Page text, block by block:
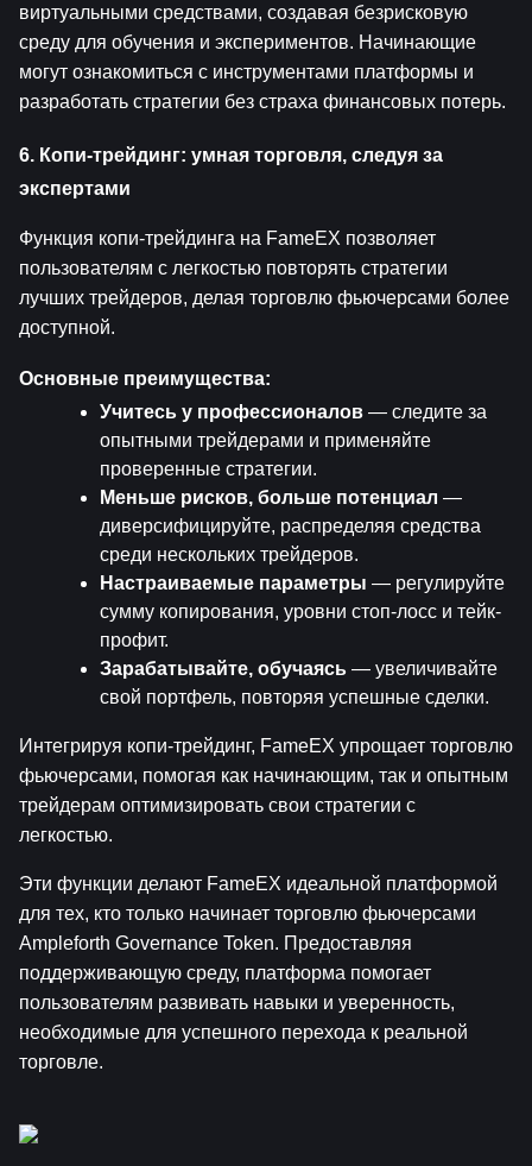
виртуальными средствами, создавая безрисковую
среду для обучения и экспериментов. Начинающие
могут ознакомиться с инструментами платформы и
разработать стратегии без страха финансовых потерь.
6. Копи-трейдинг: умная торговля, следуя за
экспертами
Функция копи-трейдинга на FameEX позволяет
пользователям с легкостью повторять стратегии
лучших трейдеров, делая торговлю фьючерсами более
доступной.
Основные преимущества:
Учитесь у профессионалов — следите за
опытными трейдерами и применяйте
проверенные стратегии.
Меньше рисков, больше потенциал —
диверсифицируйте, распределяя средства
среди нескольких трейдеров.
Настраиваемые параметры — регулируйте
сумму копирования, уровни стоп-лосс и тейк-
профит.
Зарабатывайте, обучаясь — увеличивайте
свой портфель, повторяя успешные сделки.
Интегрируя копи-трейдинг, FameEX упрощает торговлю
фьючерсами, помогая как начинающим, так и опытным
трейдерам оптимизировать свои стратегии с
легкостью.
Эти функции делают FameEX идеальной платформой
для тех, кто только начинает торговлю фьючерсами
Ampleforth Governance Token. Предоставляя
поддерживающую среду, платформа помогает
пользователям развивать навыки и уверенность,
необходимые для успешного перехода к реальной
торговле.